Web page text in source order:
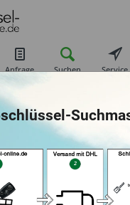
Anfrage Suchen Service
Schuh-Schlüsseldienst
BEKASCHO; Im-
Kaufland (in Worms)